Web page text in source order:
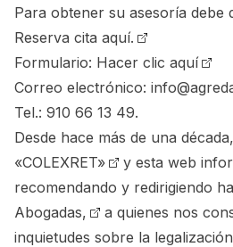
Para obtener su asesoría debe
Reserva cita aquí.
Formulario: Hacer clic aquí
Correo electrónico:
Tel.: 910 66 13 49.
Desde hace más de una
«COLEXRET»
y esta web
recomendando y redirigiendo
Abogadas,
a quienes nos
inquietudes sobre la